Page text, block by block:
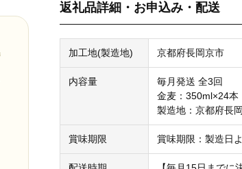
返礼品詳細・お申込み・配送
加工地(製造地) 京都府長岡京市
内容量
毎月発送 全3回
金麦：350ml×24本
製造地：京都府長
賞味期限 賞味期限：製造日